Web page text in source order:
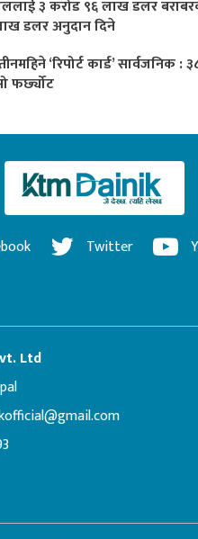
३ करोड ९६ लाख डलर
डलर अनुदान दिने
‘रिपोर्ट कार्ड’ सार्वजनिक :
फर्छ्योट
Twitter
Ltd